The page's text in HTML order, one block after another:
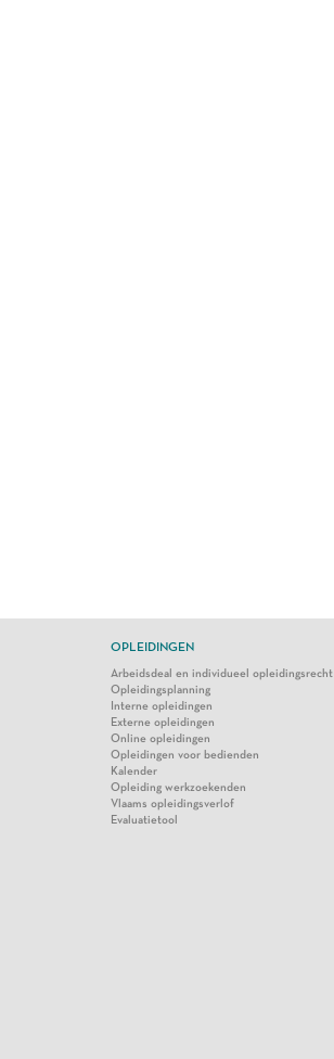
OPLEIDINGEN
Arbeidsdeal en individueel opleidingsrecht
Opleidingsplanning
Interne opleidingen
Externe opleidingen
Online opleidingen
Opleidingen voor bedienden
Kalender
Opleiding werkzoekenden
Vlaams opleidingsverlof
Evaluatietool